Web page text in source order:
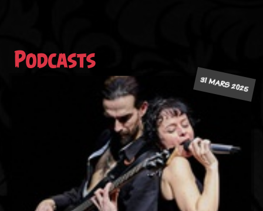
Podcasts
31 MARS 2025